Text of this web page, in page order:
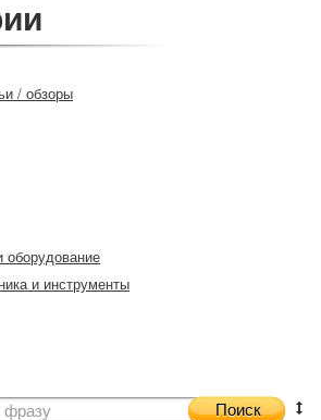
/ обзоры
оборудование
и инструменты
Поиск